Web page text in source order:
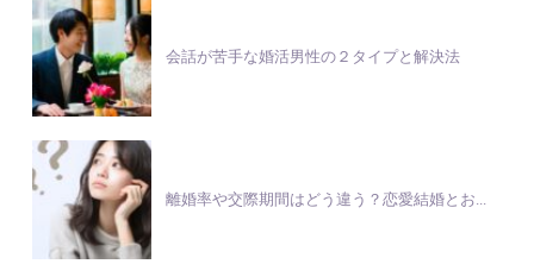
会話が苦手な婚活男性の２タイプと解決法
離婚率や交際期間はどう違う？恋愛結婚とお...